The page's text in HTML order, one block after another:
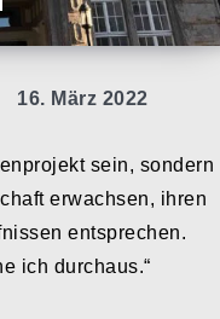
16. März 2022
sein, sondern
erwachsen, ihren
entsprechen.
ich durchaus.“